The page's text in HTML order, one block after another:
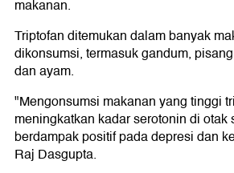
makanan.
Triptofan ditemukan dalam banyak
dikonsumsi, termasuk gandum,
dan ayam.
"Mengonsumsi makanan yang tinggi
meningkatkan kadar serotonin di otak
berdampak positif pada depresi dan
Raj Dasgupta.